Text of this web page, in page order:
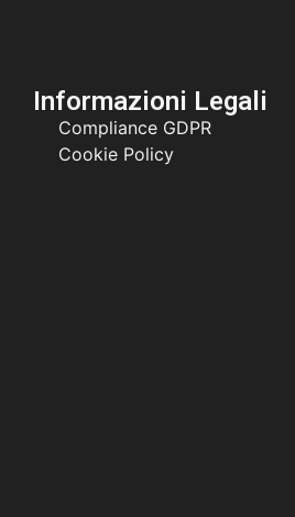
Informazioni Legali
Compliance GDPR
Cookie Policy